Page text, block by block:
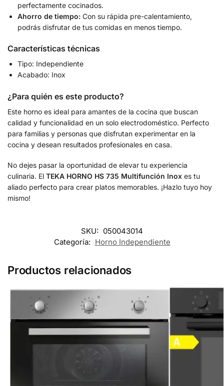
perfectamente cocinados.
Ahorro de tiempo: Con su rápida pre-calentamiento,
podrás disfrutar de tus comidas en menos tiempo.
Características técnicas
Tipo: Independiente
Acabado: Inox
¿Para quién es este producto?
Este horno es ideal para amantes de la cocina que buscan
calidad y funcionalidad en un solo electrodoméstico. Perfecto
para familias y personas que disfrutan experimentar en la
cocina y desean resultados profesionales en casa.
No dejes pasar la oportunidad de elevar tu experiencia
culinaria. El TEKA HORNO HS 735 Multifunción Inox es tu
aliado perfecto para crear platos memorables. ¡Hazlo tuyo hoy
mismo!
SKU: 050043014
Categoría: Horno Independiente
Productos relacionados